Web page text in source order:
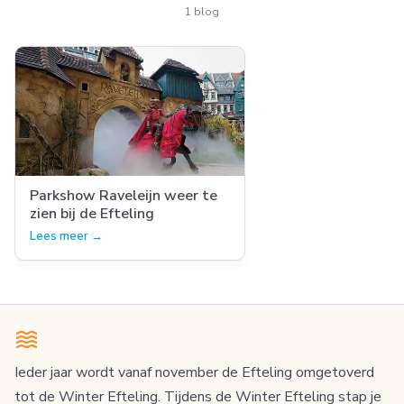
1 blog
Parkshow Raveleijn weer te
zien bij de Efteling
Lees meer →
Ieder jaar wordt vanaf november de Efteling omgetoverd
tot de Winter Efteling. Tijdens de Winter Efteling stap je